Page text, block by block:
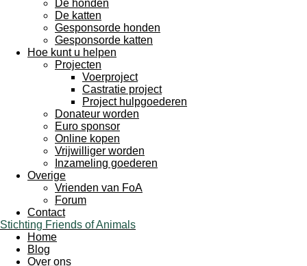
De honden
De katten
Gesponsorde honden
Gesponsorde katten
Hoe kunt u helpen
Projecten
Voerproject
Castratie project
Project hulpgoederen
Donateur worden
Euro sponsor
Online kopen
Vrijwilliger worden
Inzameling goederen
Overige
Vrienden van FoA
Forum
Contact
Stichting Friends of Animals
Home
Blog
Over ons